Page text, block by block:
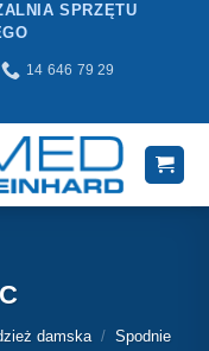
SPRZĘTU
14 646 79 29
damska / Spodnie